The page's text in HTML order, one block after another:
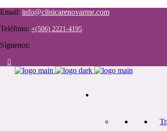
Email: info@clinicarenovarme.com
Teléfono: +(506) 2221-4195
Síguenos: